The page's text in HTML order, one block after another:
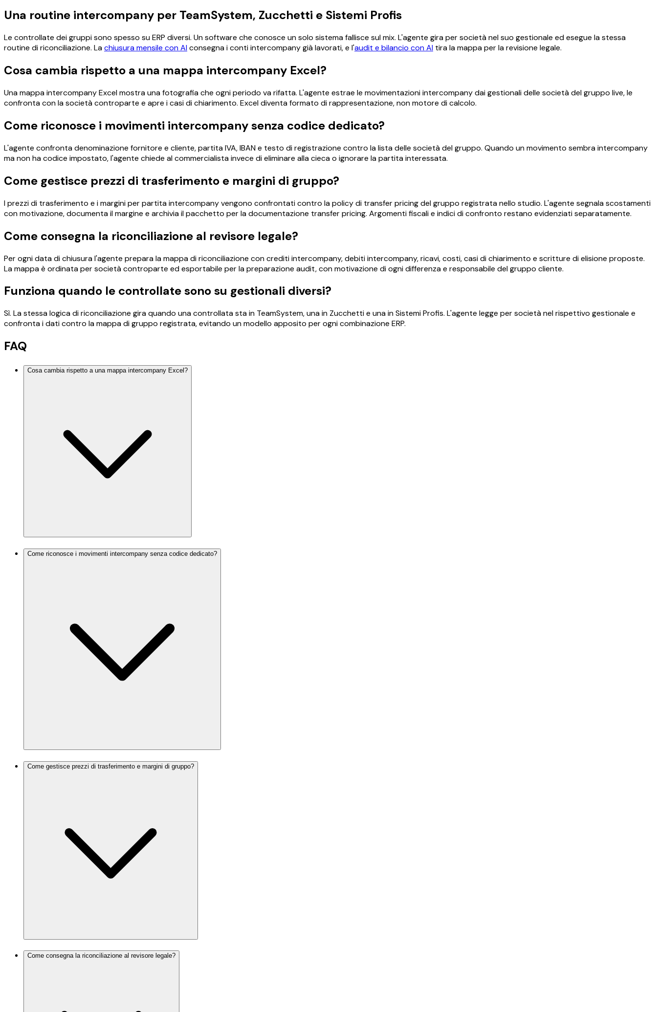
Una routine intercompany per TeamSystem, Zucchetti e Sistemi Profis
Le controllate dei gruppi sono spesso su ERP diversi. Un software che conosce un solo sistema fallisce sul mix. L'agente gira per società nel suo gestionale ed esegue la stessa
routine di riconciliazione. Lachiusura mensile con AIconsegna i conti intercompany già lavorati, e l'audit e bilancio con AI tira la mappa per la revisione legale.
Cosa cambia rispetto a una mappa intercompany Excel?
Una mappa intercompany Excel mostra una fotografia che ogni periodo va rifatta. L'agente estrae le movimentazioni intercompany dai gestionali delle società del gruppo live, le
confronta con la società controparte e apre i casi di chiarimento. Excel diventa formato di rappresentazione, non motore di calcolo.
Come riconosce i movimenti intercompany senza codice dedicato?
L'agente confronta denominazione fornitore e cliente, partita IVA, IBAN e testo di registrazione contro la lista delle società del gruppo. Quando un movimento sembra intercompany
ma non ha codice impostato, l'agente chiede al commercialista invece di eliminare alla cieca o ignorare la partita interessata.
Come gestisce prezzi di trasferimento e margini di gruppo?
I prezzi di trasferimento e i margini per partita intercompany vengono confrontati contro la policy di transfer pricing del gruppo registrata nello studio. L'agente segnala scostamenti
con motivazione, documenta il margine e archivia il pacchetto per la documentazione transfer pricing. Argomenti fiscali e indici di confronto restano evidenziati separatamente.
Come consegna la riconciliazione al revisore legale?
Per ogni data di chiusura l'agente prepara la mappa di riconciliazione con crediti intercompany, debiti intercompany, ricavi, costi, casi di chiarimento e scritture di elisione proposte.
La mappa è ordinata per società controparte ed esportabile per la preparazione audit, con motivazione di ogni differenza e responsabile del gruppo cliente.
Funziona quando le controllate sono su gestionali diversi?
Sì. La stessa logica di riconciliazione gira quando una controllata sta in TeamSystem, una in Zucchetti e una in Sistemi Profis. L'agente legge per società nel rispettivo gestionale e
confronta i dati contro la mappa di gruppo registrata, evitando un modello apposito per ogni combinazione ERP.
FAQ
Cosa cambia rispetto a una mappa intercompany Excel?
Come riconosce i movimenti intercompany senza codice dedicato?
Come gestisce prezzi di trasferimento e margini di gruppo?
Come consegna la riconciliazione al revisore legale?